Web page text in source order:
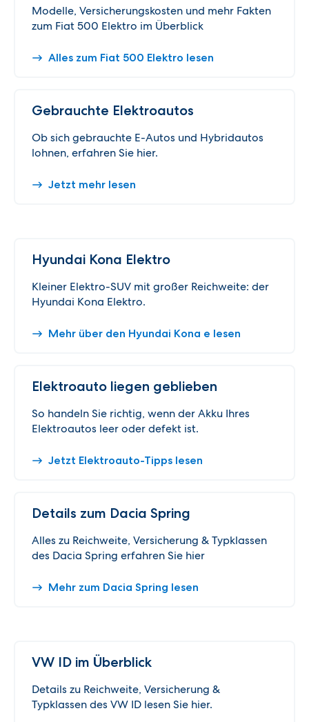
Modelle, Versicherungskosten und mehr Fakten
zum Fiat 500 Elektro im Überblick
Alles zum Fiat 500 Elektro lesen
Gebrauchte Elektroautos
Ob sich gebrauchte E-Autos und Hybridautos
lohnen, erfahren Sie hier.
Jetzt mehr lesen
Hyundai Kona Elektro
Kleiner Elektro-SUV mit großer Reichweite: der
Hyundai Kona Elektro.
Mehr über den Hyundai Kona e lesen
Elektroauto liegen geblieben
So handeln Sie richtig, wenn der Akku Ihres
Elektroautos leer oder defekt ist.
Jetzt Elektroauto-Tipps lesen
Details zum Dacia Spring
Alles zu Reichweite, Versicherung & Typklassen
des Dacia Spring erfahren Sie hier
Mehr zum Dacia Spring lesen
VW ID im Überblick
Details zu Reichweite, Versicherung &
Typklassen des VW ID lesen Sie hier.